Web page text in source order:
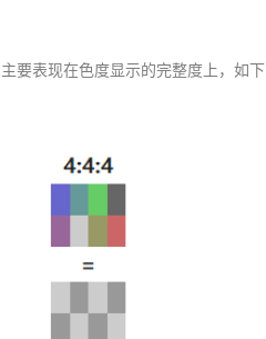
要表现在色度显示的完整度上，如下